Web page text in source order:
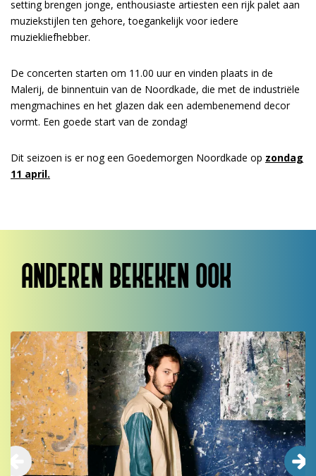
setting brengen jonge, enthousiaste artiesten een rijk palet aan
muziekstijlen ten gehore, toegankelijk voor iedere
muziekliefhebber.
De concerten starten om 11.00 uur en vinden plaats in de
Malerij, de binnentuin van de Noordkade, die met de industriële
mengmachines en het glazen dak een adembenemend decor
vormt. Een goede start van de zondag!
Dit seizoen is er nog een Goedemorgen Noordkade op zondag
11 april.
ANDEREN BEKEKEN OOK